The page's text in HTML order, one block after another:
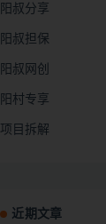
阳叔分享
阳叔担保
阳叔网创
阳村专享
项目拆解
近期文章